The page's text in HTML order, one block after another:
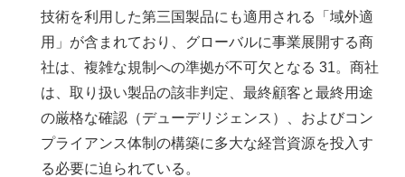
技術を利用した第三国製品にも適用される「域外適
用」が含まれており、グローバルに事業展開する商
社は、複雑な規制への準拠が不可欠となる 31。商社
は、取り扱い製品の該非判定、最終顧客と最終用途
の厳格な確認（デューデリジェンス）、およびコン
プライアンス体制の構築に多大な経営資源を投入す
る必要に迫られている。